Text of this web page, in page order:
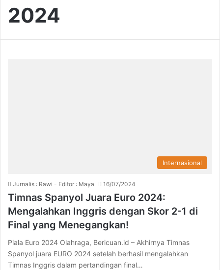
2024
Internasional
Jurnalis : Rawi - Editor : Maya 16/07/2024
Timnas Spanyol Juara Euro 2024:
Mengalahkan Inggris dengan Skor 2-1 di
Final yang Menegangkan!
Piala Euro 2024 Olahraga, Bericuan.id – Akhirnya Timnas
Spanyol juara EURO 2024 setelah berhasil mengalahkan
Timnas Inggris dalam pertandingan final…